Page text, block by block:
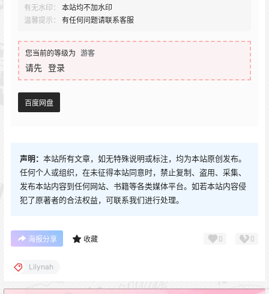
有无水印：
本站均不加水印
温馨提示：
有任何问题请联系客服
您当前的等级为 游客
请先 登录
百度网盘
声明： 本站所有文章，如无特殊说明或标注，均为本站原创发布。
任何个人或组织，在未征得本站同意时，禁止复制、盗用、采集、
发布本站内容到任何网站、书籍等各类媒体平台。如若本站内容侵
犯了原著者的合法权益，可联系我们进行处理。
海报分享 收藏 0 0
Lilynah